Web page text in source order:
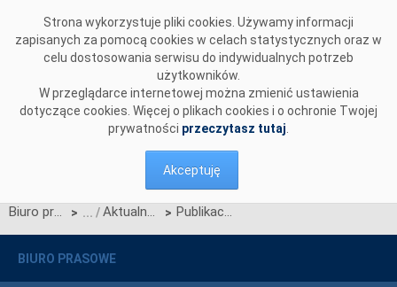
Strona wykorzystuje pliki cookies. Używamy informacji
zapisanych za pomocą cookies w celach statystycznych oraz w
celu dostosowania serwisu do indywidualnych potrzeb
użytkowników.
W przeglądarce internetowej można zmienić ustawienia
dotyczące cookies. Więcej o plikach cookies i o ochronie Twojej
prywatności przeczytasz tutaj
Akceptuję
Biuro prasowe > Aktualności > Publikacja zaleceń dotyczących sporządzenia dokumentu potwierdzającego poniesienie kosztów związanych z wykonaniem testowego okresu zagrożenia
BIURO PRASOWE